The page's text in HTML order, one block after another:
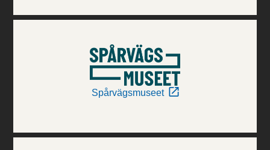
Spårvägsmuseet